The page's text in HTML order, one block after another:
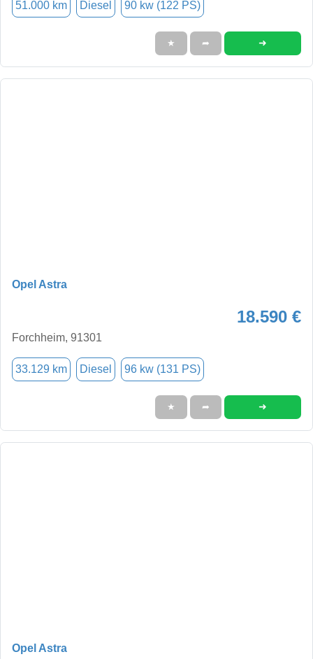
51.000 km Diesel 90 kw (122 PS)
★ ➦ ➜
Opel Astra
18.590 €
Forchheim, 91301
33.129 km Diesel 96 kw (131 PS)
★ ➦ ➜
Opel Astra